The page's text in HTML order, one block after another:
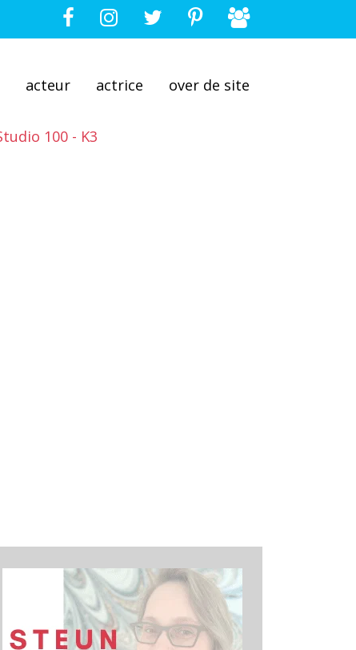
acteur actrice over de site